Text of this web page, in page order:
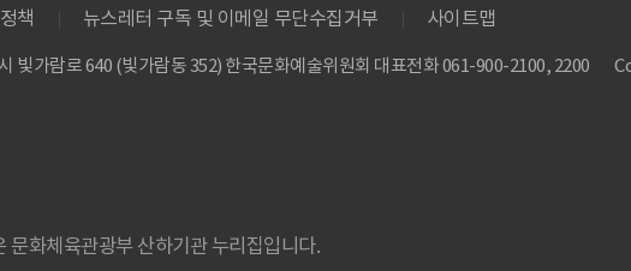
책 뉴스레터 구독 및 이메일 무단수집거부 사이트맵
빛가람로 640 (빛가람동 352) 한국문화예술위원회 대표전화 061-900-2100, 2200
문화체육관광부 산하기관 누리집입니다.